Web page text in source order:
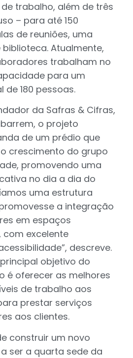
trabalho, além de três
– para até 150
de reuniões, uma
Atualmente,
trabalham no
para um
180 pessoas.
da Safras & Cifras,
o projeto
de um prédio que
crescimento do grupo
promovendo uma
no dia a dia do
uma estrutura
a integração
em espaços
excelente
descreve.
objetivo do
é oferecer as melhores
de trabalho aos
prestar serviços
aos clientes.
construir um novo
ser a quarta sede da